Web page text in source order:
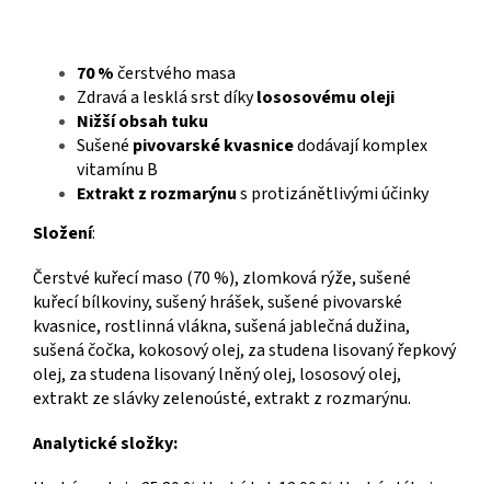
70 %čerstvého masa
Zdravá a lesklá srst díkylososovému oleji
Nižší obsah tuku
Sušené pivovarské kvasnicedodávají komplex
vitamínu B
Extrakt z rozmarýnus protizánětlivými účinky
Složení:
Čerstvé kuřecí maso (70 %), zlomková rýže, sušené
kuřecí bílkoviny, sušený hrášek, sušené pivovarské
kvasnice, rostlinná vlákna, sušená jablečná dužina,
sušená čočka, kokosový olej, za studena lisovaný řepkový
olej, za studena lisovaný lněný olej, lososový olej,
extrakt ze slávky zelenoústé, extrakt z rozmarýnu.
Analytické složky: